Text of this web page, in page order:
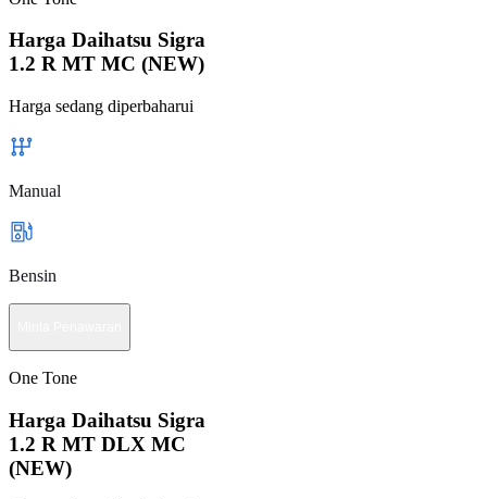
Harga Daihatsu Sigra
1.2 R MT MC (NEW)
Harga sedang diperbaharui
Manual
Bensin
One Tone
Harga Daihatsu Sigra
1.2 R MT DLX MC
(NEW)